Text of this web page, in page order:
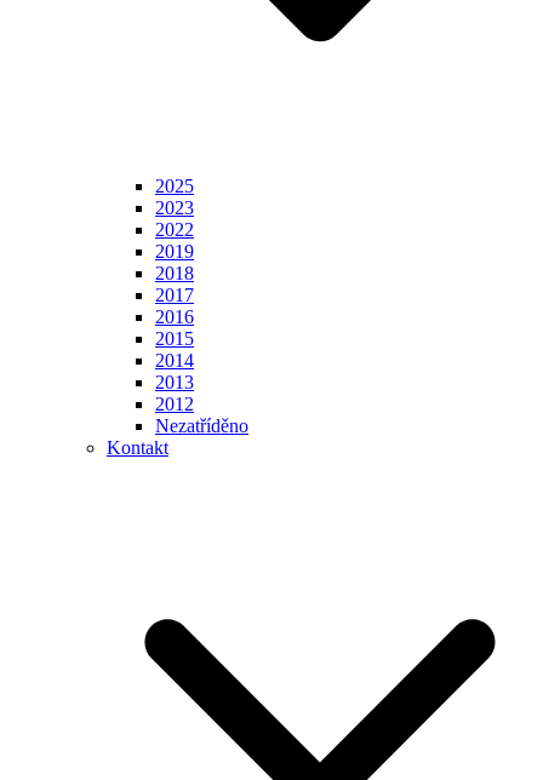
2025
2023
2022
2019
2018
2017
2016
2015
2014
2013
2012
Nezatříděno
Kontakt